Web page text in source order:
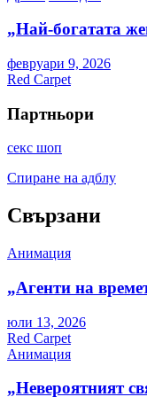
„Най-богатата
февруари 9, 2026
Red Carpet
Партньори
секс шоп
Спиране на адблу
Свързани
Анимация
„Агенти на
юли 13, 2026
Red Carpet
Анимация
„Невероятният